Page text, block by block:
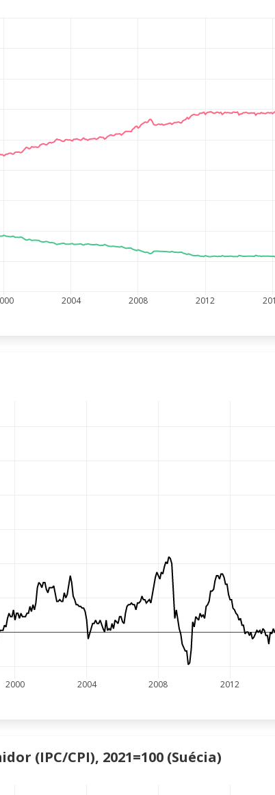
2004 2008 2012
2000 2004 2008 2012
(IPC/CPI), 2021=100 (Suécia)